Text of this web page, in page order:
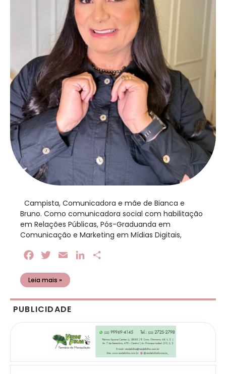
​ Campista, Comunicadora e mãe de Bianca e
Bruno. Como comunicadora social com habilitação
em Relações Públicas, Pós-Graduanda em
Comunicação e Marketing em Mídias Digitais,
FacebookTwitterEmail LinkedIn
Leia mais »
PUBLICIDADE